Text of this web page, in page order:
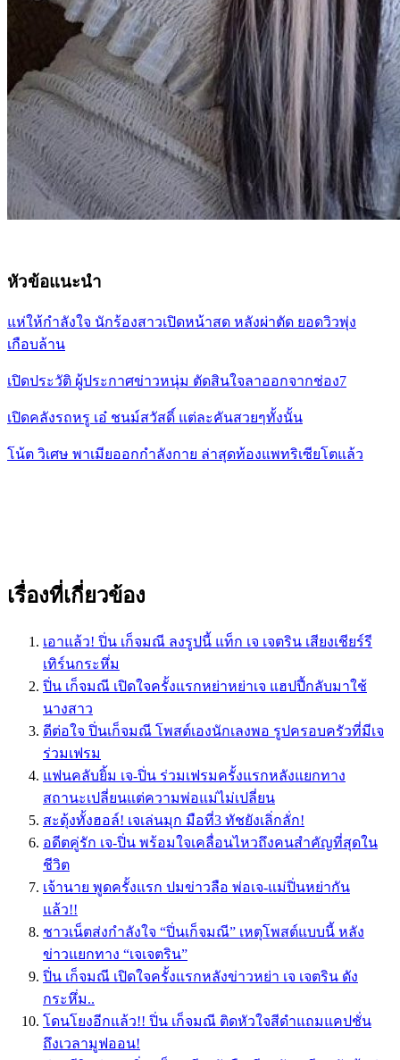
หัวข้อแนะนำ
แห่ให้กำลังใจ นักร้องสาวเปิดหน้าสด หลังผ่าตัด ยอดวิวพุ่ง
เกือบล้าน
เปิดประวัติ ผู้ประกาศข่าวหนุ่ม ตัดสินใจลาออกจากช่อง7
เปิดคลังรถหรู เอ๋ ชนม์สวัสดิ์ แต่ละคันสวยๆทั้งนั้น
โน้ต วิเศษ พาเมียออกกำลังกาย ล่าสุดท้องแพทริเซียโตแล้ว
เรื่องที่เกี่ยวข้อง
เอาแล้ว! ปิ่น เก็จมณี ลงรูปนี้ แท็ก เจ เจตริน เสียงเชียร์รี
เทิร์นกระหึ่ม
ปิ่น เก็จมณี เปิดใจครั้งแรกหย่าหย่าเจ แฮปปี้กลับมาใช้
นางสาว
ดีต่อใจ ปิ่นเก็จมณี โพสต์เองนักเลงพอ รูปครอบครัวที่มีเจ
ร่วมเฟรม
แฟนคลับยิ้ม เจ-ปิ่น ร่วมเฟรมครั้งแรกหลังแยกทาง
สถานะเปลี่ยนแต่ความพ่อแม่ไม่เปลี่ยน
สะดุ้งทั้งฮอล์! เจเล่นมุก มือที่3 ทัชยังเลิ่กลั่ก!
อดีตคู่รัก เจ-ปิ่น พร้อมใจเคลื่อนไหวถึงคนสำคัญที่สุดใน
ชีวิต
เจ้านาย พูดครั้งแรก ปมข่าวลือ พ่อเจ-แม่ปิ่นหย่ากัน
แล้ว!!
ชาวเน็ตส่งกำลังใจ “ปิ่นเก็จมณี” เหตุโพสต์แบบนี้ หลัง
ข่าวแยกทาง “เจเจตริน”
ปิ่น เก็จมณี เปิดใจครั้งแรกหลังข่าวหย่า เจ เจตริน ดัง
กระหึ่ม..
โดนโยงอีกแล้ว!! ปิ่น เก็จมณี ติดหัวใจสีดำแถมแคปชั่น
ถึงเวลามูฟออน!